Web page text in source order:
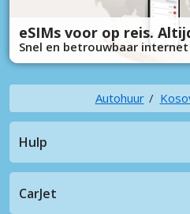
eSIMs voor op reis.
Snel en betrouwbaar internet
Autohuur
Hulp
CarJet